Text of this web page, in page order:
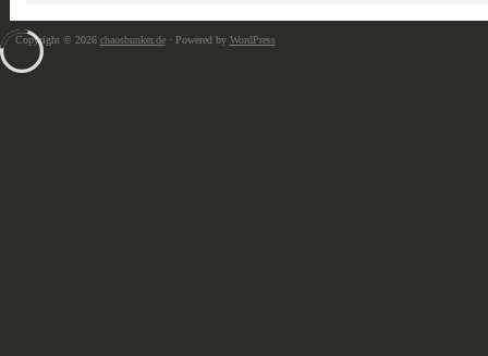
Copyright © 2026 chaosbunker.de· Powered by WordPress